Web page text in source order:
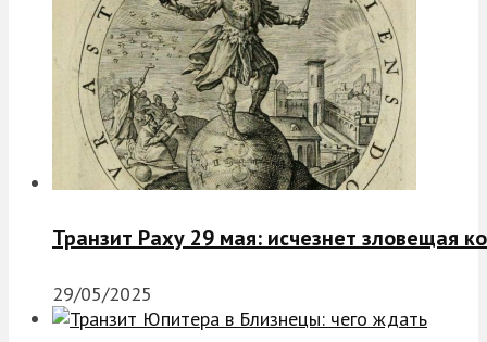
Транзит Раху 29 мая: исчезнет зловещая
29/05/2025